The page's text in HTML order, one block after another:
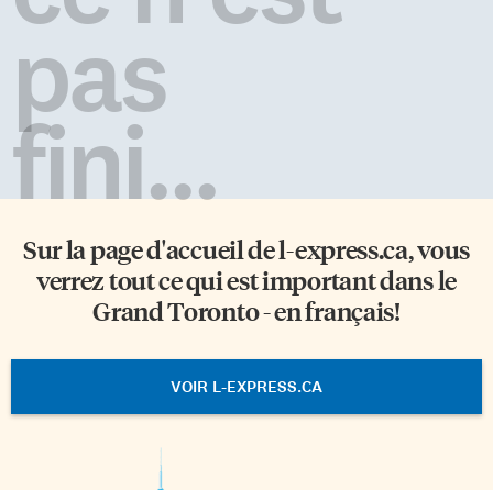
pas
fini...
Sur la page d'accueil del-express.ca, vous
verrez tout ce qui est important dans le
Grand Toronto - en français!
VOIR L-EXPRESS.CA